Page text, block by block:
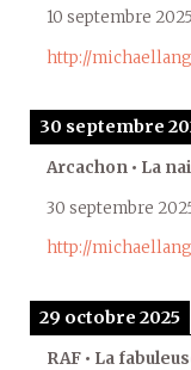
10 septembre 2025
http://
30 septembre
Arcachon • La
30 septembre
http://
29 octobre 2025
RAF • La